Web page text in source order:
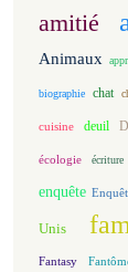
amitié
Animaux
biographie chat
cuisine deuil
écologie écriture
enquête
Unis
Fantasy